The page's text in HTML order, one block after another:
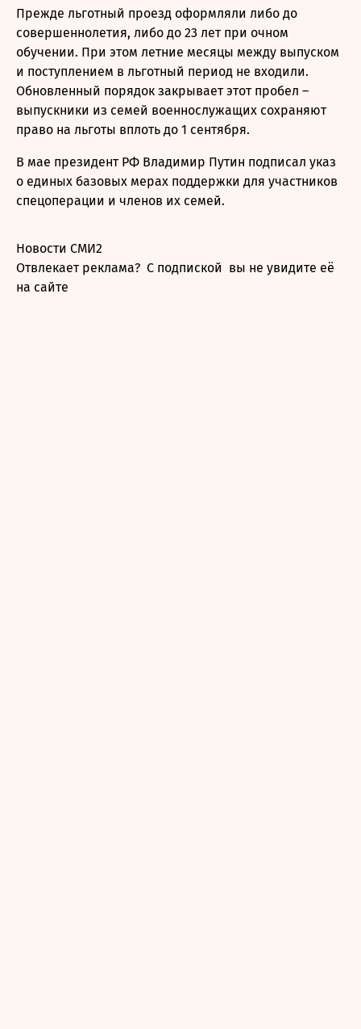
Прежде льготный проезд оформляли либо до
совершеннолетия, либо до 23 лет при очном
обучении. При этом летние месяцы между выпуском
и поступлением в льготный период не входили.
Обновленный порядок закрывает этот пробел –
выпускники из семей военнослужащих сохраняют
право на льготы вплоть до 1 сентября.
В мае президент РФ Владимир Путин подписал указ
о единых базовых мерах поддержки для участников
спецоперации и членов их семей.
Новости СМИ2
Отвлекает реклама? С подпиской вы не увидите её
на сайте